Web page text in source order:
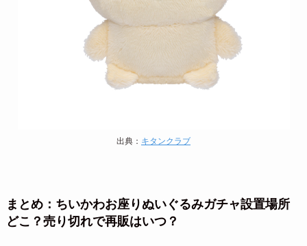
出典： キタンクラブ
まとめ：ちいかわお座りぬいぐるみガチャ設置場所
どこ？売り切れで再販はいつ？